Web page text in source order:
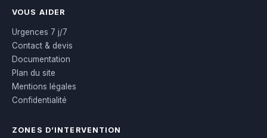
VOUS AIDER
Urgences 7 j/7
Contact & devis
Documentation
Plan du site
Mentions légales
Confidentialité
ZONES D’INTERVENTION